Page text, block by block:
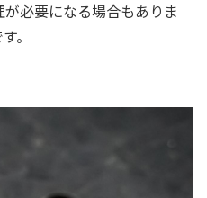
必要になる場合もありま
。